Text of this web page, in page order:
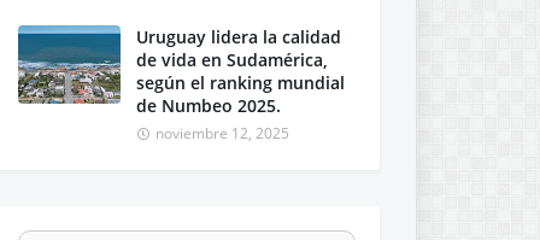
Uruguay lidera la calidad
de vida en Sudamérica,
según el ranking mundial
de Numbeo 2025.
noviembre 12, 2025